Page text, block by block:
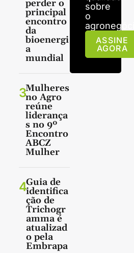
perder o
principal
encontro
da
bioenergi
a
mundial
3Mulheres
no Agro
reúne
liderança
s no 9º
Encontro
ABCZ
Mulher
4Guia de
identifica
ção de
Trichogr
amma é
atualizad
o pela
Embrapa
sobre
o
ASSINE
AGORA